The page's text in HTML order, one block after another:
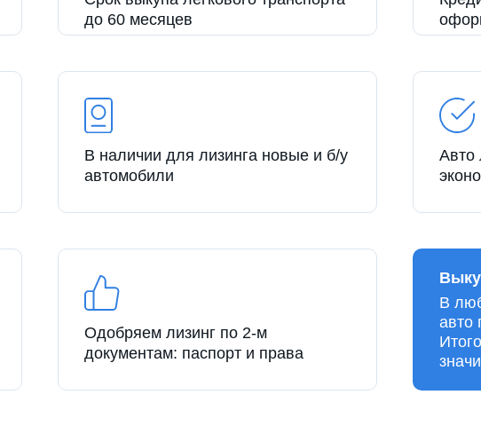
до 60 месяцев
В наличии для лизинга новые и б/у
автомобили
Авто
Одобряем лизинг по 2-м
документам: паспорт и права
В
авто